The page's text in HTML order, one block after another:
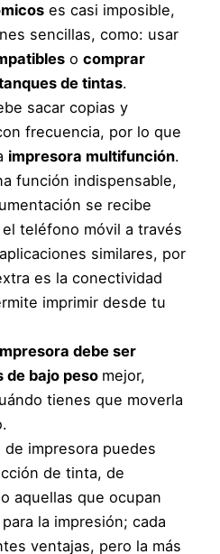
es casi imposible,
sencillas, como: usar
ocomprar
de tintas.
sacar copias y
frecuencia, por lo que
impresora multifunción.
función indispensable,
se recibe
teléfono móvil a través
similares, por
es la conectividad
imprimir desde tu
debe ser
de bajo peso mejor,
tienes que moverla
impresora puedes
de tinta, de
o aquellas que ocupan
la impresión; cada
ventajas, pero la más